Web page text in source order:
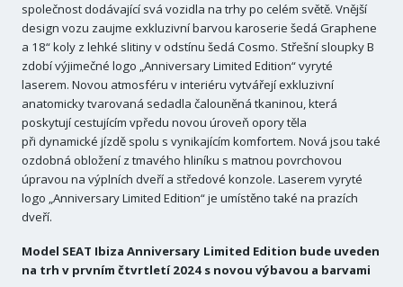
společnost dodávající svá vozidla na trhy po celém světě. Vnější
design vozu zaujme exkluzivní barvou karoserie šedá Graphene
a 18“ koly z lehké slitiny v odstínu šedá Cosmo. Střešní sloupky B
zdobí výjimečné logo „Anniversary Limited Edition“ vyryté
laserem. Novou atmosféru v interiéru vytvářejí exkluzivní
anatomicky tvarovaná sedadla čalouněná tkaninou, která
poskytují cestujícím vpředu novou úroveň opory těla
při dynamické jízdě spolu s vynikajícím komfortem. Nová jsou také
ozdobná obložení z tmavého hliníku s matnou povrchovou
úpravou na výplních dveří a středové konzole. Laserem vyryté
logo „Anniversary Limited Edition“ je umístěno také na prazích
dveří.
Model SEAT Ibiza Anniversary Limited Edition bude uveden
na trh v prvním čtvrtletí 2024 s novou výbavou a barvami